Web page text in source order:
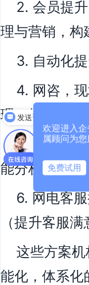
2. 会员提升
理与营销，构
3. 自动化提
4. 网咨，现
理（规范员工
5. 院内流程
能分析，一个
6. 网电客服
（提升客服满
这些方案机
能化，体系化
发送资料
欢迎进入
属顾问为您
免费试用